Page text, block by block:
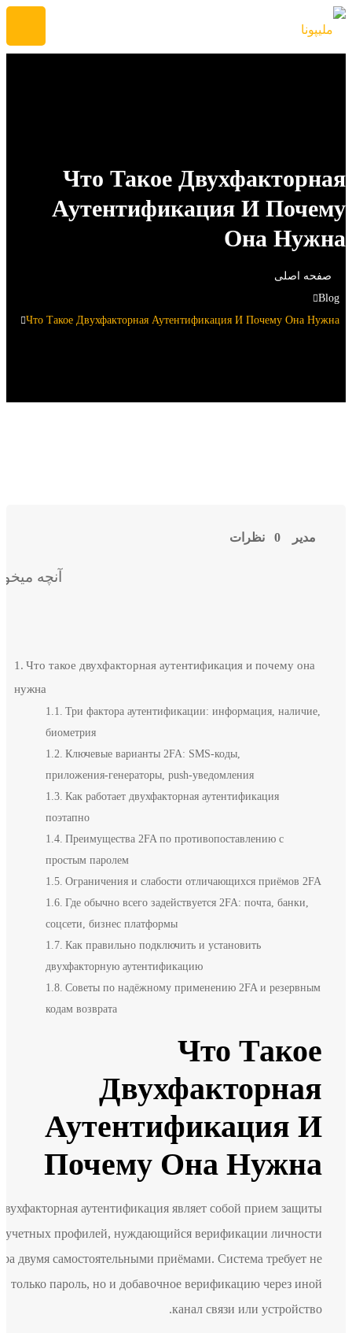
Что Такое
Аутентификация И
Она
اصلی
Что Такое Двухфакторная Аутентификация И Почему Она
0 نظرات
آنچه میخوانید
Что такое двухфакторная аутентификация и почему она
нужна
Три фактора аутентификации: информация, наличие,
биометрия
Ключевые варианты 2FA: SMS-коды,
приложения‑генераторы, push‑уведомления
Как работает двухфакторная аутентификация
поэтапно
Преимущества 2FA по противопоставлению с
простым паролем
Ограничения и слабости отличающихся приёмов 2FA
Где обычно всего задействуется 2FA: почта, банки,
соцсети, бизнес платформы
Как правильно подключить и установить
двухфакторную аутентификацию
Советы по надёжному применению 2FA и резервным
кодам возврата
Что Такое
Двухфакторная
Аутентификация И
Почему Она Нужна
Двухфакторная аутентификация являет собой прием защиты
учетных профилей, нуждающийся верификации личности
юзера двумя самостоятельными приёмами. Система требует не
только пароль, но и добавочное верификацию через иной
канал связи или устройство.